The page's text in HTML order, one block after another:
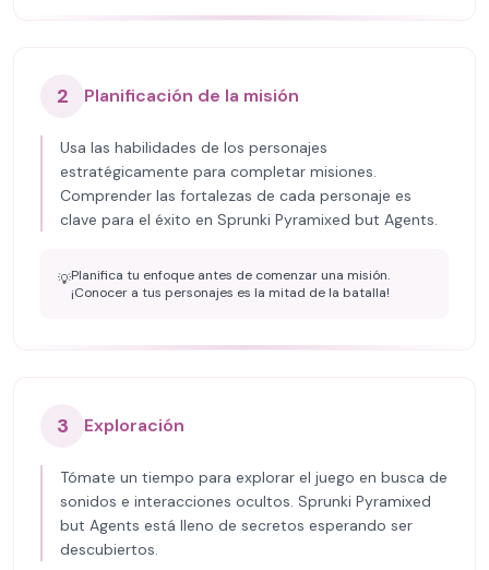
2 Planificación de la misión
Usa las habilidades de los personajes
estratégicamente para completar misiones.
Comprender las fortalezas de cada personaje es
clave para el éxito en Sprunki Pyramixed but Agents.
💡Planifica tu enfoque antes de comenzar una misión.
¡Conocer a tus personajes es la mitad de la batalla!
3 Exploración
Tómate un tiempo para explorar el juego en busca de
sonidos e interacciones ocultos. Sprunki Pyramixed
but Agents está lleno de secretos esperando ser
descubiertos.